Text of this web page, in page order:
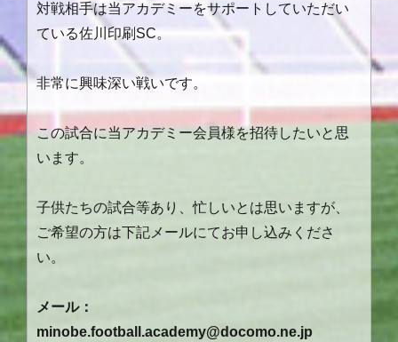
対戦相手は当アカデミーをサポートしていただい
ている佐川印刷SC。
非常に興味深い戦いです。
この試合に当アカデミー会員様を招待したいと思
います。
子供たちの試合等あり、忙しいとは思いますが、
ご希望の方は下記メールにてお申し込みくださ
い。
メール：
minobe.football.academy@docomo.ne.jp